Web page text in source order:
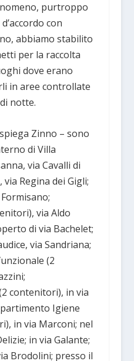
purtroppo
con
abbiamo stabilito
per la raccolta
dove erano
in aree controllate
notte.
Zinno – sono
di Villa
via Cavalli di
Regina dei Gigli;
via Aldo
di via Bachelet;
via Sandriana;
(2
contenitori), in via
Igiene
in via Marconi; nel
in via Galante;
Brodolini; presso il